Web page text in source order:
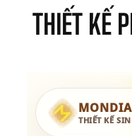
THIẾT KẾ
THIẾT KẾ